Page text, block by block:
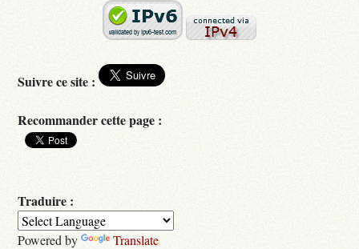
Suivre ce site :
Recommander cette page :
Traduire :
Powered by Translate